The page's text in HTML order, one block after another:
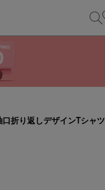
口折り返しデザインTシャツ